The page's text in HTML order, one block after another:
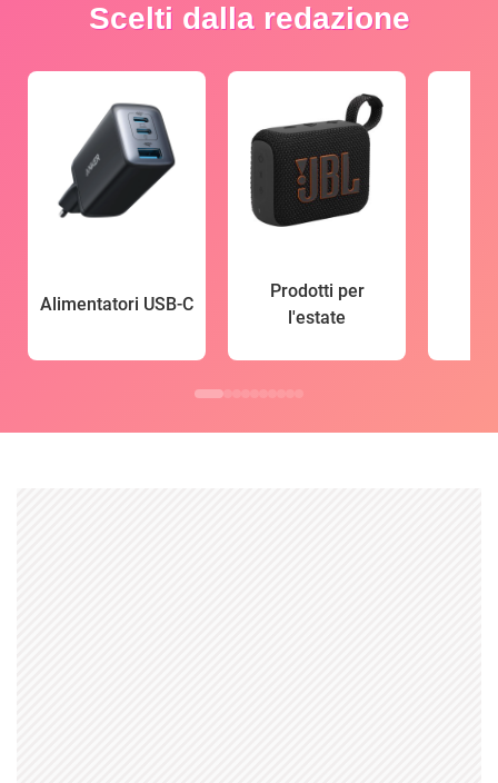
Scelti dalla redazione
Alimentatori USB-C
Prodotti per
l'estate